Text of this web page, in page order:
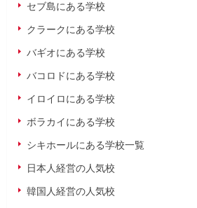
セブ島にある学校
クラークにある学校
バギオにある学校
バコロドにある学校
イロイロにある学校
ボラカイにある学校
シキホールにある学校一覧
日本人経営の人気校
韓国人経営の人気校